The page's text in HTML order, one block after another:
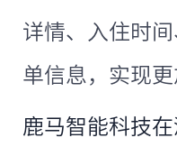
详情、入住时
单信息，实现
鹿马智能科技